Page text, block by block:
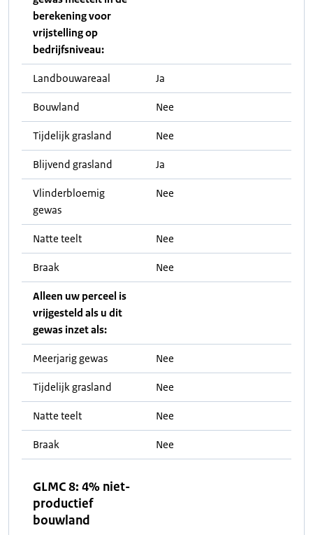
berekening voor
vrijstelling op
bedrijfsniveau:
Landbouwareaal Ja
Bouwland Nee
Tijdelijk grasland Nee
Blijvend grasland Ja
Vlinderbloemig
gewas
Nee
Natte teelt Nee
Braak Nee
Alleen uw perceel is
vrijgesteld als u dit
gewas inzet als:
Meerjarig gewas Nee
Tijdelijk grasland Nee
Natte teelt Nee
Braak Nee
GLMC 8: 4% niet-
productief
bouwland